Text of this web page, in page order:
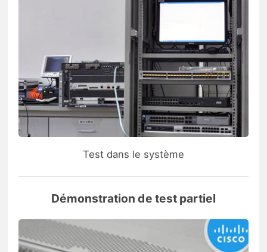
Test dans le système
Démonstration de test partiel